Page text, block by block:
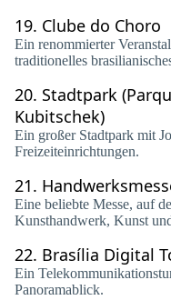
19. Clube do Choro
Ein renommierter
traditionelles
20. Stadtpark
Kubitschek)
Ein großer Stadtpark mit
Freizeiteinrichtungen.
21.
Eine beliebte Messe, auf
Kunsthandwerk, Kunst
22. Brasília Digital
Ein
Panoramablick.